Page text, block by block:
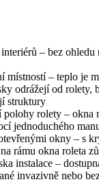
– bez ohledu
místností – teplo je
odrážejí od rolety,
struktury
polohy rolety – okna
jednoduchého
okny – s
rámu okna roleta
instalace –
invazivně nebo